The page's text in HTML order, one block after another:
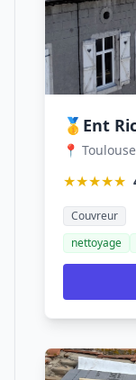
🥇Ent
📍 Toulouse
★★★★★
Couvreur
nettoyage